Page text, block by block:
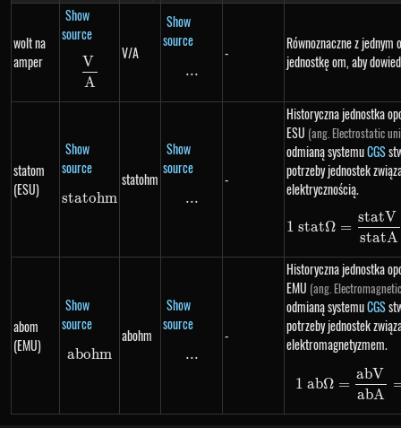
wolt na
amper
Show
source
\frac{V}{A}
A
V V/A
Show
source
\text{...}
...
-
Równoznaczne z jednym
jednostkę om, aby
statom
(ESU)
Show
source
statohm
statohm
statohm
Show
source
\text{...}
...
-
Historyczna jednostka
ESU (ang. Electrostatic
odmianą systemuCGS
potrzeby jednostek
elektrycznością.
1 statΩ =
statA
statV
abom
(EMU)
Show
source
abohm
abohm
abohm
Show
source
\text{...}
...
-
Historyczna jednostka
EMU (ang.
odmianą systemuCGS
potrzeby jednostek
elektromagnetyzmem.
1 abΩ =
abA
abV